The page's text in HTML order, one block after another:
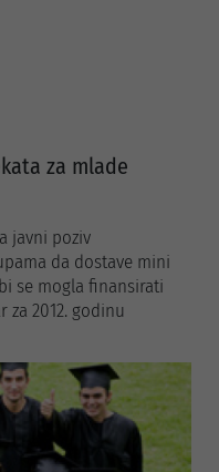
za mlade
javni poziv
da dostave mini
se mogla finansirati
za 2012. godinu